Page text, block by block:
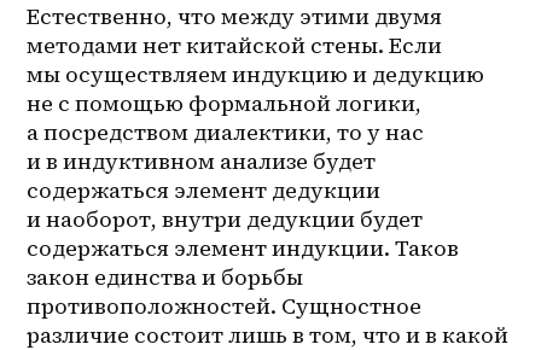
Естественно, что между этими двумя
методами нет китайской стены. Если
мы осуществляем индукцию и дедукцию
не с помощью формальной логики,
а посредством диалектики, то у нас
и в индуктивном анализе будет
содержаться элемент дедукции
и наоборот, внутри дедукции будет
содержаться элемент индукции. Таков
закон единства и борьбы
противоположностей. Сущностное
различие состоит лишь в том, что и в какой